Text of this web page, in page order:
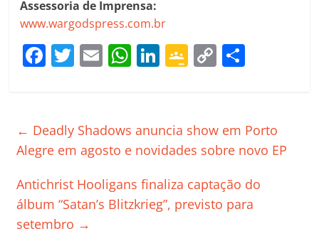
Assessoria de Imprensa:
www.wargodspress.com.br
F
e
b
o
k
T
er
E
l
W
s
A
p
Li
e
dI
G
gl
e
a
ss
C
y
Li
k
p
ar
h
ar
← Deadly Shadows anuncia show em Porto
Alegre em agosto e novidades sobre novo EP
Antichrist Hooligans finaliza captação do
álbum “Satan’s Blitzkrieg”, previsto para
setembro →